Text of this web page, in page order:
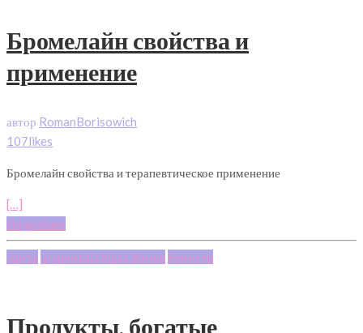
Бромелайн свойства и
применение
автор RomanBorisowich
107likes
Бромелайн свойства и терапевтическое применение
[…]
Подробнее
Диета Здоровый Образ Жизни Новости
Продукты, богатые